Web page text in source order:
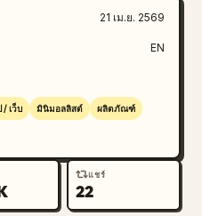
พาดหัวแบบไม่มี
ป็นข้อความไล่เฉดสีน้ำเงิน
สีเทากลางแบบไม่มีหัว
ต้พาด
หลี่ยมขอบมนสีขาวพร้อม
สีดำ, วางไว้ที่มุมขวา
หลี่ยมผืนผ้าขอบมนสีขาว
าที่นุ่ม
21 เม.ย. 2569
EN
/ เว็บ มินิมอลลิสต์ ผลิตภัณฑ์
แชร์
22